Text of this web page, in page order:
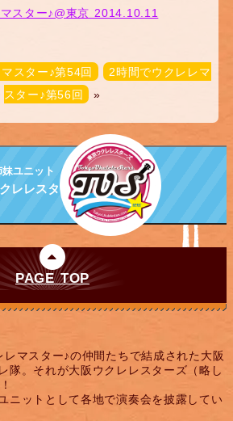
スター♪第54回
2時間でウクレレマ
スター♪第56回
»
妹ユニット
レレスターズ
PAGE TOP
レマスター♪の仲間たちで結成された大阪
隊。それが大阪ウクレレスターズ（略し
ニットとして各地で演奏会を披露してい